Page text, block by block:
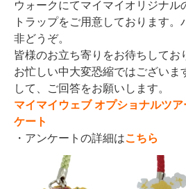
ウォークにてマイマイオリジナル
トラップをご用意しております
非どうぞ。
皆様のお立ち寄りをお待ちしてお
お忙しい中大変恐縮ではございま
して、ご回答をお願いします。
マイマイウェブ オプショナルツ
ケート
・アンケートの詳細はこちら